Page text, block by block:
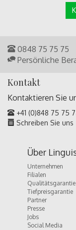
0848 75 75 75
Persönliche
Kontakt
Kontaktieren Sie
+41 (0)848 75 75
Schreiben Sie uns
Über
Unternehmen
Filialen
Qualitätsgarantie
Tiefpreisgarantie
Partner
Presse
Jobs
Social Media